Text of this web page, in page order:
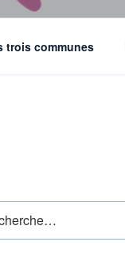
trois communes